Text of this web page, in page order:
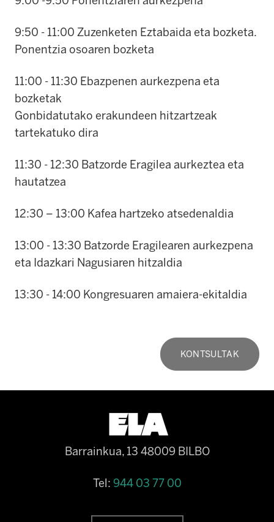
9:50 - 11:00 Zuzenketen Eztabaida eta bozketa.
Ponentzia osoaren bozketa
11:00 - 11:30 Ebazpenen aurkezpena eta
bozketak
Gonbidatutako erakundeen hitzartzeak
tartekatuko dira
11:30 - 12:30 Batzorde Eragilea aurkeztea eta
hautatzea
12:30 – 13:00 Kafea hartzeko atsedenaldia
13:00 - 13:30 Batzorde Eragilearen aurkezpena
eta Idazkari Nagusiaren hitzaldia
13:30 - 14:00 Kongresuaren amaiera-ekitaldia
KONTSULTAK
Barrainkua, 13 48009 BILBO
Tel: 944 03 77 00